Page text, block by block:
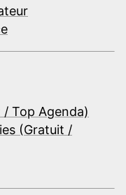
Top Agenda)
(Gratuit /